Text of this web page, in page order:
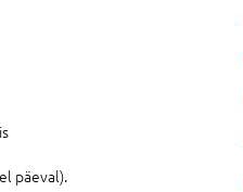
päeval).